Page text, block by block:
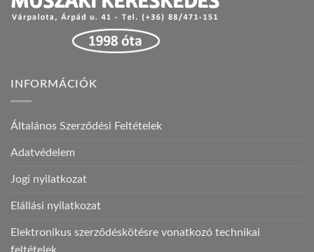
INFORMÁCIÓK
Általános Szerződési Feltételek
Adatvédelem
Jogi nyilatkozat
Elállási nyilatkozat
Elektronikus szerződéskötésre vonatkozó technikai